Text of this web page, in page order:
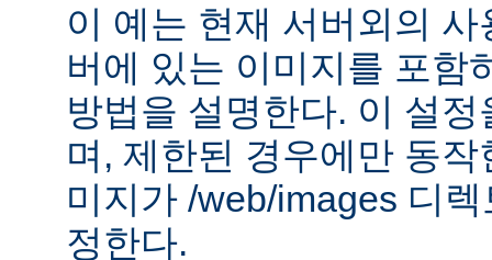
이 예는 현재 서버외의
버에 있는 이미지를 포함
방법을 설명한다. 이 설
며, 제한된 경우에만 동
미지가 /web/images 디
정한다.